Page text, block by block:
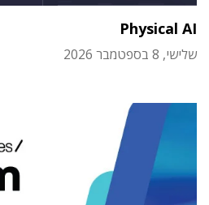
Physical AI
שלישי, 8 בספטמבר 2026